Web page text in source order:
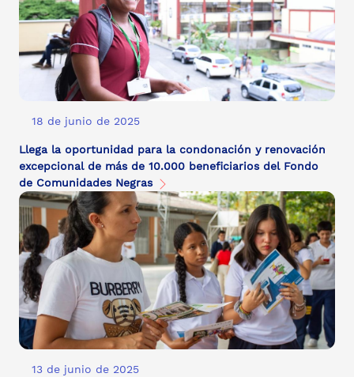
18 de junio de 2025
Llega la oportunidad para la condonación y renovación
excepcional de más de 10.000 beneficiarios del Fondo
de Comunidades Negras
13 de junio de 2025